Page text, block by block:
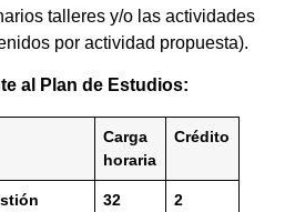
talleres y/o las actividades
por actividad propuesta).
al Plan de Estudios:
Carga
horaria
Crédito
32 2